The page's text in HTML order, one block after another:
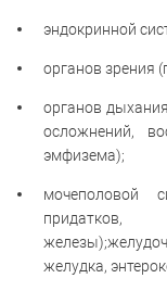
эндокринной
органов зрения
органов
осложнений,
эмфизема);
мочеполовой
придатков,
желудка,